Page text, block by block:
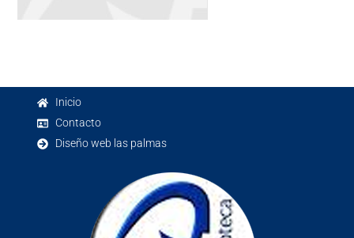
Inicio
Contacto
Diseño web las palmas